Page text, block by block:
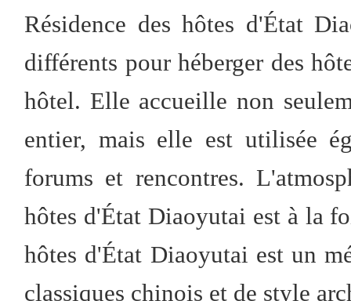
Résidence des hôtes d'État
différents pour héberger des
hôtel. Elle accueille non
entier, mais elle est utilisée
forums et rencontres.
hôtes d'État Diaoyutai est à la
hôtes d'État Diaoyutai est un
classiques chinois et de style